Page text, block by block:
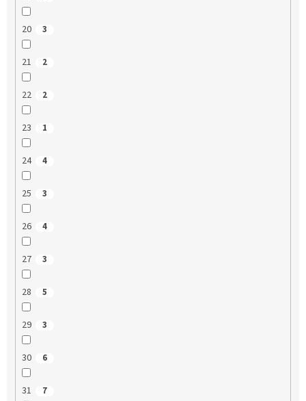
20 3
21 2
22 2
23 1
24 4
25 3
26 4
27 3
28 5
29 3
30 6
31 7